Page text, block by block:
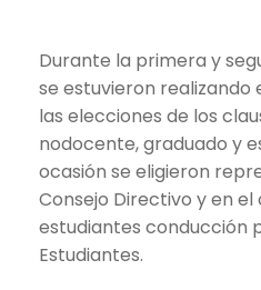
Durante la primera y
se estuvieron realizando
las elecciones de los
nodocente, graduado y
ocasión se eligieron
Consejo Directivo y en el
estudiantes conducción
Estudiantes.